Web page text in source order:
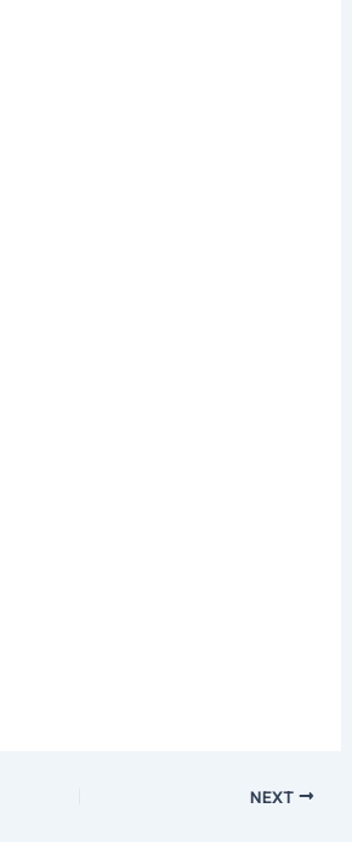
NEXT